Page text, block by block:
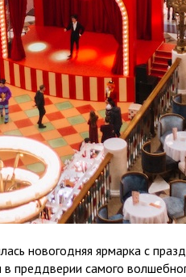
новогодняя ярмарка с
в преддверии самого